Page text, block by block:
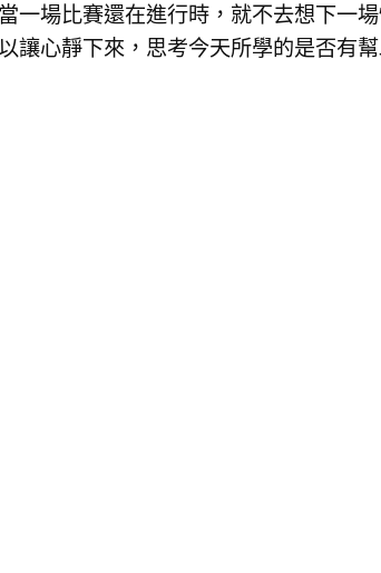
一場比賽還在進行時，就不去想下一
讓心靜下來，思考今天所學的是否有